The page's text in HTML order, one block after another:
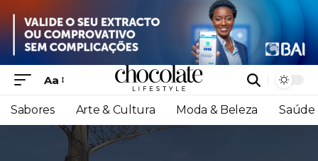
Aa
Sabores Arte & Cultura Moda & Beleza Saúde